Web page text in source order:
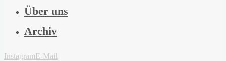
Über uns
Archiv
InstagramE-Mail